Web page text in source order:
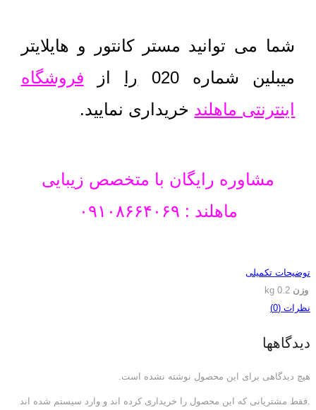
شما می توانید مستر کانتور و هایلایتر
میبلین شماره 020
را از فروشگاه
اینترنتی ماهلند خریداری نمایید.
مشاوره رایگان با متخصص زیبایی
ماهلند : ۰۹۱۰۸۶۶۴۰۶۹
توضیحات تکمیلی
وزن 0.2 kg
نظرات (0)
دیدگاهها
هیچ دیدگاهی برای این محصول نوشته نشده است.
.فقط مشتریانی که این محصول را خریداری کرده اند و وارد سیستم شده اند